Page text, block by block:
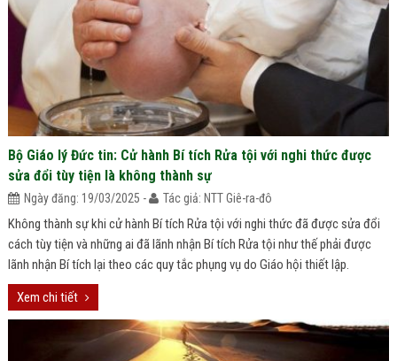
Bộ Giáo lý Đức tin: Cử hành Bí tích Rửa tội với nghi thức được
sửa đổi tùy tiện là không thành sự
Ngày đăng: 19/03/2025 - Tác giả: NTT Giê-ra-đô
Không thành sự khi cử hành Bí tích Rửa tội với nghi thức đã được sửa đổi
cách tùy tiện và những ai đã lãnh nhận Bí tích Rửa tội như thế phải được
lãnh nhận Bí tích lại theo các quy tắc phụng vụ do Giáo hội thiết lập.
Xem chi tiết